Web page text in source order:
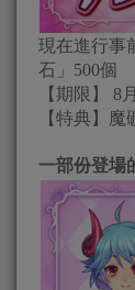
現在進行事
石」500個
【期限】 8
【特典】魔
一部份登場